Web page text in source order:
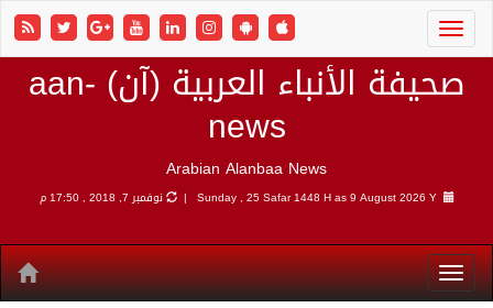
صحيفة الأنباء العربية (آن) aan-
news
Arabian Alanbaa News
Sunday , 25 Safar 1448 H as9 August 2026 Y | نوفمبر 7, 2018 , 17:50 م